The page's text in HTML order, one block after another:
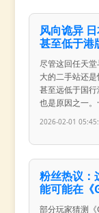
风向诡异
甚至低于港
尽管这回任天
大的二手站还
甚至远低于国
也是原因之一
2026-02-01
粉丝热议：
能可能在《
部分玩家猜测